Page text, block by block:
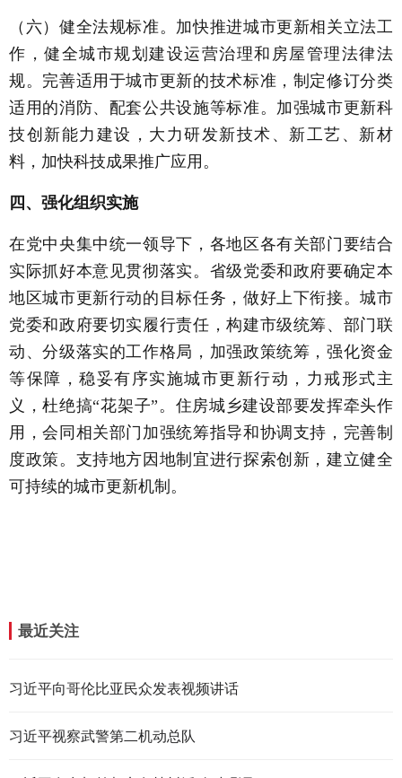
（六）健全法规标准。加快推进城市更新相关立法工
作，健全城市规划建设运营治理和房屋管理法律法
规。完善适用于城市更新的技术标准，制定修订分类
适用的消防、配套公共设施等标准。加强城市更新科
技创新能力建设，大力研发新技术、新工艺、新材
料，加快科技成果推广应用。
四、强化组织实施
在党中央集中统一领导下，各地区各有关部门要结合
实际抓好本意见贯彻落实。省级党委和政府要确定本
地区城市更新行动的目标任务，做好上下衔接。城市
党委和政府要切实履行责任，构建市级统筹、部门联
动、分级落实的工作格局，加强政策统筹，强化资金
等保障，稳妥有序实施城市更新行动，力戒形式主
义，杜绝搞“花架子”。住房城乡建设部要发挥牵头作
用，会同相关部门加强统筹指导和协调支持，完善制
度政策。支持地方因地制宜进行探索创新，建立健全
可持续的城市更新机制。
最近关注
习近平向哥伦比亚民众发表视频讲话
习近平视察武警第二机动总队